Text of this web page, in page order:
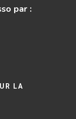
par :
LA